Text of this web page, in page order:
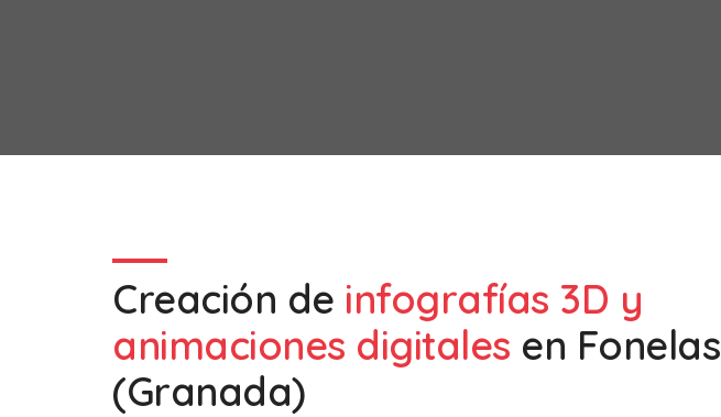
Creación de infografías 3D y
animaciones digitales en Fonelas
(Granada)